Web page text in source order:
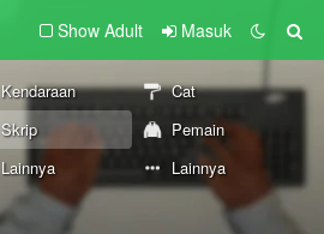
Show Adult Masuk
Kendaraan
Cat
Skrip
Pemain
Lainnya Lainnya